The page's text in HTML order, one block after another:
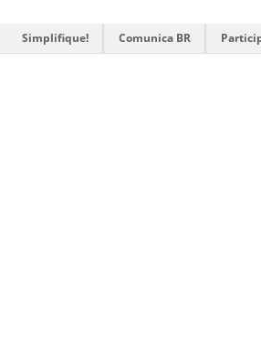
Simplifique! Comunica BR